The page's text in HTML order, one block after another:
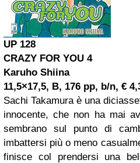
UP 128
CRAZY FOR YOU 4
Karuho Shiina
11,5×17,5, B, 176 pp, b/n, €
Sachi Takamura è una
innocente, che non ha mai
sembrano sul punto di
imbattersi più o meno
finisce col prendersi una